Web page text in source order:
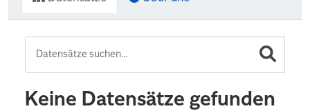
Keine Datensätze gefunden